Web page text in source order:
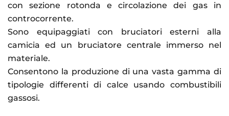
con sezione rotonda e circolazione dei gas in
controcorrente.
Sono equipaggiati con bruciatori esterni alla
camicia ed un bruciatore centrale immerso nel
materiale.
Consentono la produzione di una vasta gamma di
tipologie differenti di calce usando combustibili
gassosi.